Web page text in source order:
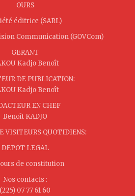
OURS
éditrice (SARL)
Communication (GOVCom)
GERANT
Kadjo Benoît
DE PUBLICATION:
Kadjo Benoît
EN CHEF
Benoît KADJO
VISITEURS QUOTIDIENS:
DEPOT LEGAL
de constitution
Nos contacts :
(225) 07 77 61 60